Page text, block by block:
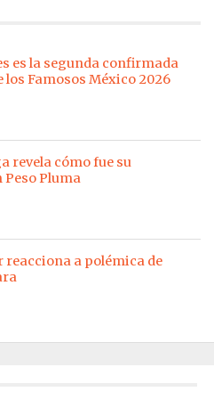
es la segunda confirmada
los Famosos México 2026
revela cómo fue su
Pluma
reacciona a polémica de